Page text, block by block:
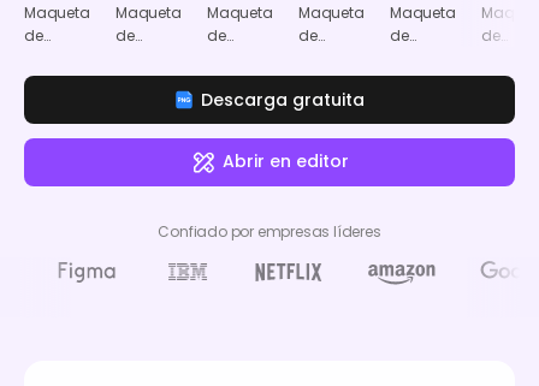
Maqueta
de
deportivos
Maqueta
de
deportivos
Maqueta
de
deportivos
apilados
Maqueta
de
deportivos
Maqueta
de
deportivos
de
Descarga gratuita
Abrir en editor
Confiado por empresas líderes